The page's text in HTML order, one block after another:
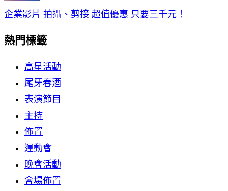
企業影片 拍攝、剪接 超值優惠 只要三千元！
熱門標籤
高星活動
尾牙春酒
表演節目
主持
佈置
運動會
晚會活動
會場佈置